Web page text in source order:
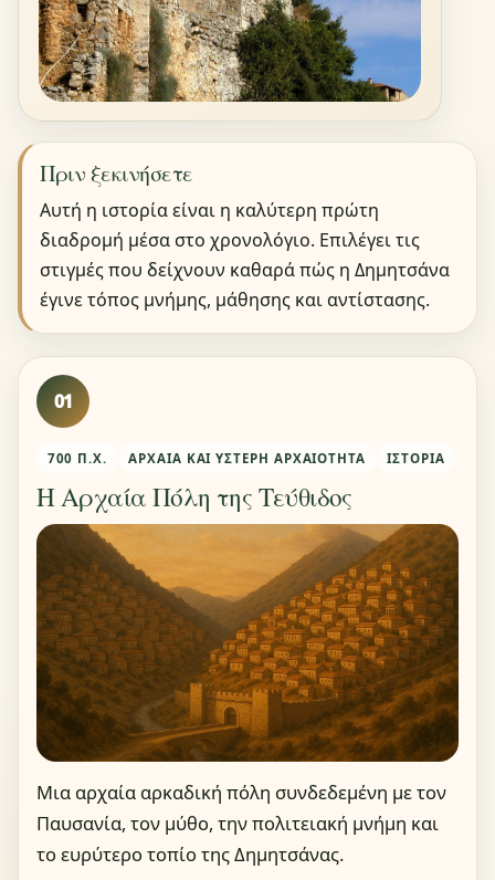
Πριν ξεκινήσετε
Αυτή η ιστορία είναι η καλύτερη πρώτη
διαδρομή μέσα στο χρονολόγιο. Επιλέγει τις
στιγμές που δείχνουν καθαρά πώς η Δημητσάνα
έγινε τόπος μνήμης, μάθησης και αντίστασης.
01
700 Π.Χ. ΑΡΧΑΊΑ ΚΑΙ ΎΣΤΕΡΗ ΑΡΧΑΙΌΤΗΤΑ ΙΣΤΟΡΊΑ
Η Αρχαία Πόλη της Τεύθιδος
Μια αρχαία αρκαδική πόλη συνδεδεμένη με τον
Παυσανία, τον μύθο, την πολιτειακή μνήμη και
το ευρύτερο τοπίο της Δημητσάνας.